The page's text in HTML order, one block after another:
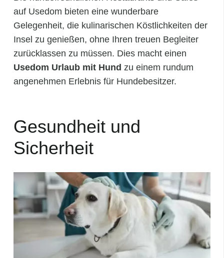
auf Usedom bieten eine wunderbare
Gelegenheit, die kulinarischen Köstlichkeiten der
Insel zu genießen, ohne Ihren treuen Begleiter
zurücklassen zu müssen. Dies macht einen
Usedom Urlaub mit Hund zu einem rundum
angenehmen Erlebnis für Hundebesitzer.
Gesundheit und
Sicherheit